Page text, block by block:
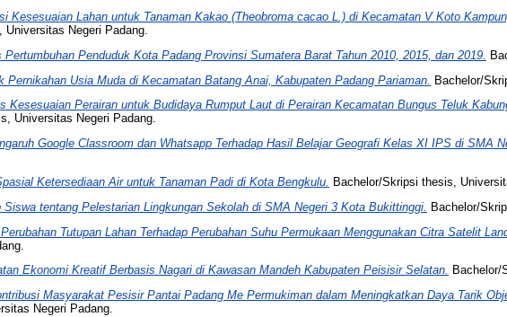
Kesesuaian Lahan untuk Tanaman Kakao (Theobroma cacao L.) di Kecamatan V Koto
Negeri Padang.
Pertumbuhan Penduduk Kota Padang Provinsi Sumatera Barat Tahun 2010, 2015, dan 2019.
Pernikahan Usia Muda di Kecamatan Batang Anai, Kabupaten Padang Pariaman. Bachelor/
Kesesuaian Perairan untuk Budidaya Rumput Laut di Perairan Kecamatan Bungus Teluk
Universitas Negeri Padang.
Google Classroom dan Whatsapp Terhadap Hasil Belajar Geografi Kelas XI IPS di SMA
Ketersediaan Air untuk Tanaman Padi di Kota Bengkulu.
Bachelor/Skripsi thesis,
Siswa tentang Pelestarian Lingkungan Sekolah di SMA Negeri 3 Kota Bukittinggi.
Bachelor/
Tutupan Lahan Terhadap Perubahan Suhu Permukaan Menggunakan Citra Satelit
Ekonomi Kreatif Berbasis Nagari di Kawasan Mandeh Kabupaten Peisisir Selatan. Bachelor/
Masyarakat Pesisir Pantai Padang Me Permukiman dalam Meningkatkan Daya Tarik
Negeri Padang.